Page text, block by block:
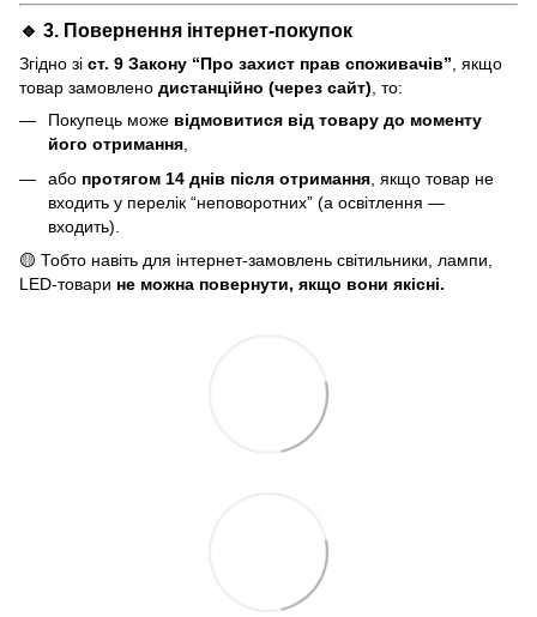
🔹 3. Повернення інтернет-покупок
Згідно зі ст. 9 Закону “Про захист прав споживачів”, якщо
товар замовлено дистанційно (через сайт), то:
Покупець може відмовитися від товару до моменту
його отримання,
або протягом 14 днів після отримання , якщо товар не
входить у перелік “неповоротних” (а освітлення —
входить).
🟡 Тобто навіть для інтернет-замовлень світильники, лампи,
LED-товари не можна повернути, якщо вони якісні.